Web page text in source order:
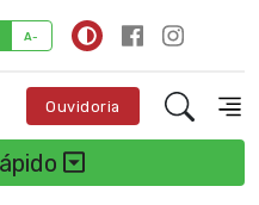
A-
Ouvidoria